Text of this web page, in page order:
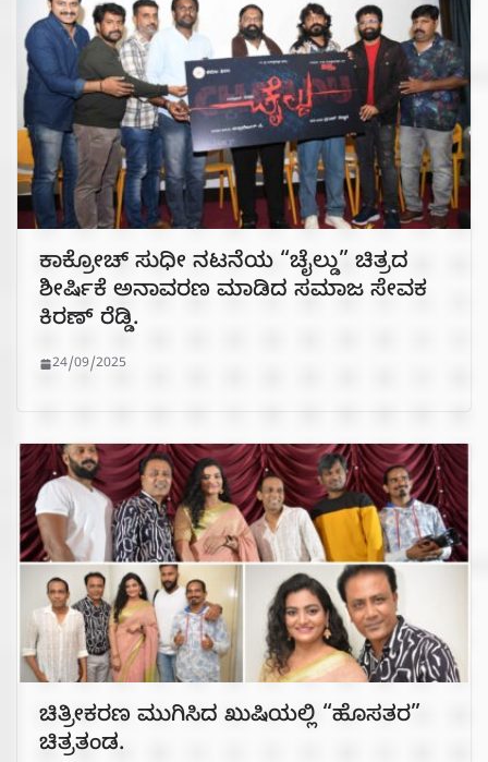
ಕಾಕ್ರೋಚ್ ಸುಧೀ ನಟನೆಯ “ಚೈಲ್ಡು” ಚಿತ್ರದ
ಶೀರ್ಷಿಕೆ ಅನಾವರಣ ಮಾಡಿದ ಸಮಾಜ ಸೇವಕ
ಕಿರಣ್ ರೆಡ್ಡಿ.
24/09/2025
ಚಿತ್ರೀಕರಣ ಮುಗಿಸಿದ ಖುಷಿಯಲ್ಲಿ “ಹೊಸತರ”
ಚಿತ್ರತಂಡ.